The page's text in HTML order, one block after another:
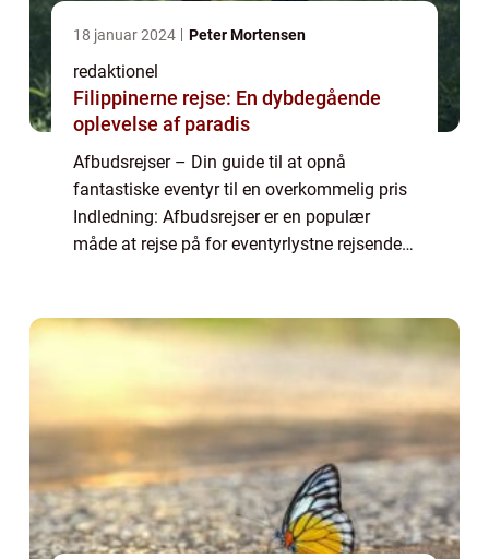
18 januar 2024 Peter Mortensen
redaktionel
Filippinerne rejse: En dybdegående
oplevelse af paradis
Afbudsrejser – Din guide til at opnå
fantastiske eventyr til en overkommelig pris
Indledning: Afbudsrejser er en populær
måde at rejse på for eventyrlystne rejsende,